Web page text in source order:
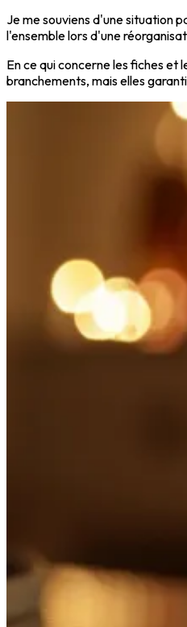
Je me souviens d'une situation
l'ensemble lors d'une
En ce qui concerne les fiches et
branchements, mais elles